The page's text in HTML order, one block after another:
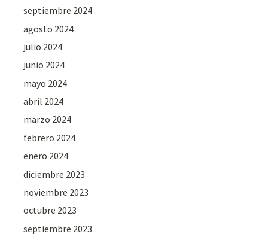
septiembre 2024
agosto 2024
julio 2024
junio 2024
mayo 2024
abril 2024
marzo 2024
febrero 2024
enero 2024
diciembre 2023
noviembre 2023
octubre 2023
septiembre 2023